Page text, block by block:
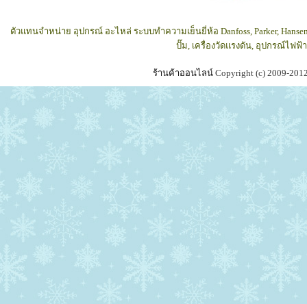
ตัวแทนจำหน่าย อุปกรณ์ อะไหล่ ระบบทำความเย็นยี่ห้อ Danfoss, Parker,
ปั๊ม, เครื่องวัดแรงดัน, อุปกรณ์ไฟฟ้
ร้านค้าออนไลน์ Copyright (c) 2009-